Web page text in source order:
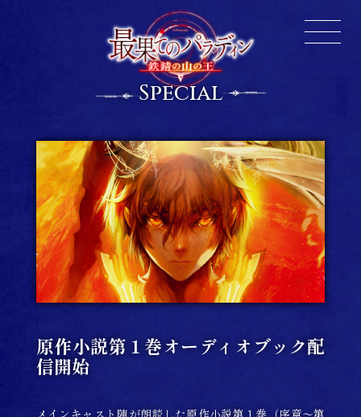
Special
原作小説第１巻オーディオブック配
信開始